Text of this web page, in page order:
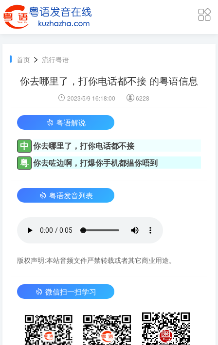
首页 > 流行粤语
你去哪里了，打你电话都不接 的粤语信息
2023/5/9 16:18:00 6228
粤语解说
中 你去哪里了，打你电话都不接
粤 你去咗边啊，打爆你手机都揾你唔到
粤语发音列表
版权声明:本站音频文件严禁转载或者其它商业用途。
微信扫一扫学习